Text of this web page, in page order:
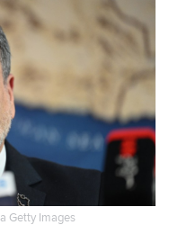
Getty Images